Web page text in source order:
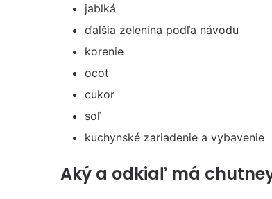
jablká
ďalšia zelenina podľa návodu
korenie
ocot
cukor
soľ
kuchynské zariadenie a vybavenie
Aký a odkiaľ má